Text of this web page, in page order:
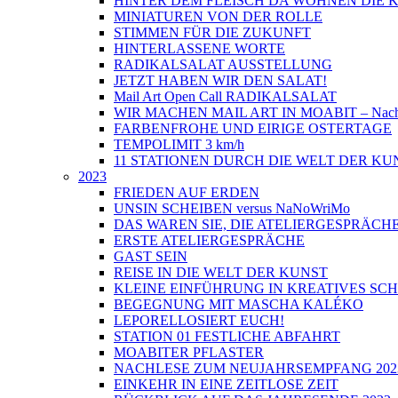
MINIATUREN VON DER ROLLE
STIMMEN FÜR DIE ZUKUNFT
HINTERLASSENE WORTE
RADIKALSALAT AUSSTELLUNG
JETZT HABEN WIR DEN SALAT!
Mail Art Open Call RADIKALSALAT
WIR MACHEN MAIL ART IN MOABIT –
FARBENFROHE UND EIRIGE OSTERTAGE
TEMPOLIMIT 3 km/h
11 STATIONEN DURCH DIE WELT DER
2023
FRIEDEN AUF ERDEN
UNSIN SCHEIBEN versus NaNoWriMo
DAS WAREN SIE, DIE
ERSTE ATELIERGESPRÄCHE
GAST SEIN
REISE IN DIE WELT DER KUNST
KLEINE EINFÜHRUNG IN KREATIVES
BEGEGNUNG MIT MASCHA KALÉKO
LEPORELLOSIERT EUCH!
STATION 01 FESTLICHE ABFAHRT
MOABITER PFLASTER
NACHLESE ZUM NEUJAHRSEMPFANG
EINKEHR IN EINE ZEITLOSE ZEIT